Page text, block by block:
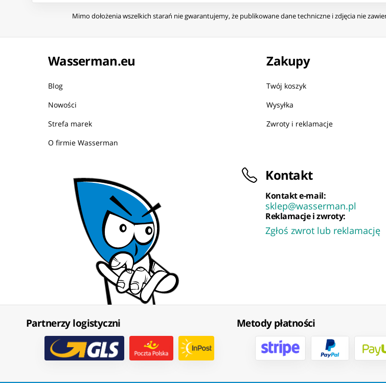
Mimo dołożenia wszelkich starań nie gwarantujemy, że publikowane dane techniczne i zdjęcia nie
Wasserman.eu
Blog
Nowości
Strefa marek
O firmie Wasserman
Zakupy
Twój koszyk
Wysyłka
Zwroty i reklamacje
Kontakt
Kontakt e-mail:
sklep@wasserman.pl
Reklamacje i zwroty:
Zgłoś zwrot lub reklamację
Partnerzy logistyczni Metody płatności